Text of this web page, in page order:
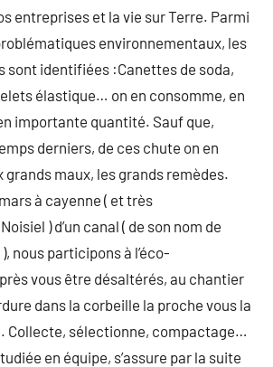
entreprises et la vie sur Terre. Parmi
environnementaux, les
sont identifiées :Canettes de soda,
élastique… on en consomme, en
importante quantité. Sauf que,
derniers, de ces chute on en
maux, les grands remèdes.
à cayenne ( et très
) d’un canal ( de son nom de
nous participons à l’éco-
vous être désaltérés, au chantier
dans la corbeille la proche vous la
Collecte, sélectionne, compactage…
en équipe, s’assure par la suite